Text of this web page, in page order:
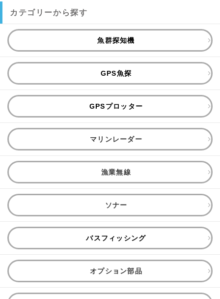
カテゴリーから探す
魚群探知機
GPS魚探
GPSプロッター
マリンレーダー
漁業無線
ソナー
バスフィッシング
オプション部品